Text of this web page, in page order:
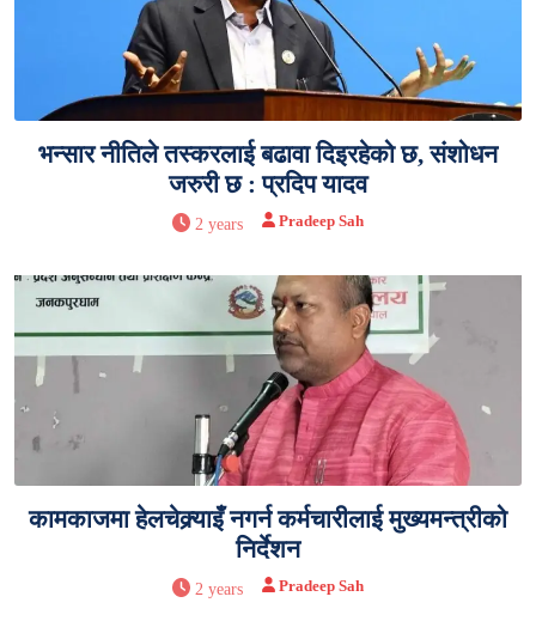
भन्सार नीतिले तस्करलाई बढावा दिइरहेको छ, संशोधन
जरुरी छ : प्रदिप यादव
2 years Pradeep Sah
कामकाजमा हेलचेक्र्याइँ नगर्न कर्मचारीलाई मुख्यमन्त्रीको
निर्देशन
2 years Pradeep Sah